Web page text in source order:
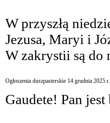
W przyszłą
Jezusa, Maryi i
W zakrystii są do
Ogłoszenia duszpasterskie 14 grudnia 2025 r.
Gaudete! Pan